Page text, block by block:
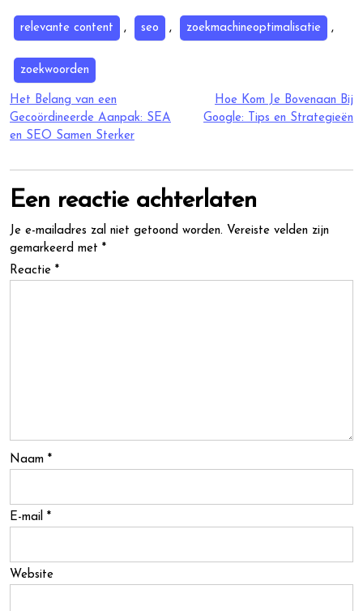
relevante content , seo , zoekmachineoptimalisatie ,
zoekwoorden
Berichtnavigatie
Het Belang van een
Gecoördineerde Aanpak: SEA
en SEO Samen Sterker
Hoe Kom Je Bovenaan Bij
Google: Tips en Strategieën
Een reactie achterlaten
Je e-mailadres zal niet getoond worden. Vereiste velden zijn
gemarkeerd met *
Reactie *
Naam *
E-mail *
Website